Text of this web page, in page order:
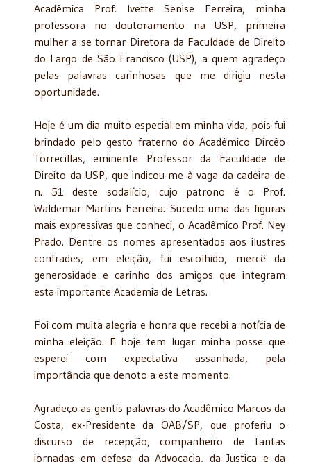
Acadêmica Prof. Ivette Senise Ferreira, minha
professora no doutoramento na USP, primeira
mulher a se tornar Diretora da Faculdade de Direito
do Largo de São Francisco (USP), a quem agradeço
pelas palavras carinhosas que me dirigiu nesta
oportunidade.
Hoje é um dia muito especial em minha vida, pois fui
brindado pelo gesto fraterno do Acadêmico Dircêo
Torrecillas, eminente Professor da Faculdade de
Direito da USP, que indicou-me à vaga da cadeira de
n. 51 deste sodalício, cujo patrono é o Prof.
Waldemar Martins Ferreira. Sucedo uma das figuras
mais expressivas que conheci, o Acadêmico Prof. Ney
Prado. Dentre os nomes apresentados aos ilustres
confrades, em eleição, fui escolhido, mercê da
generosidade e carinho dos amigos que integram
esta importante Academia de Letras.
Foi com muita alegria e honra que recebi a notícia de
minha eleição. E hoje tem lugar minha posse que
esperei com expectativa assanhada, pela
importância que denoto a este momento.
Agradeço as gentis palavras do Acadêmico Marcos da
Costa, ex-Presidente da OAB/SP, que proferiu o
discurso de recepção, companheiro de tantas
jornadas em defesa da Advocacia, da Justiça e da